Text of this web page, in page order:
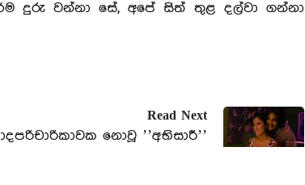
දුරු වන්නා සේ, අපේ සිත් තුළ දල්වා ගන්නා
Read Next
නොවූ ’’අභිසාරී’’